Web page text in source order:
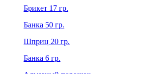
Брикет 17 гр.
Банка 50 гр.
Шприц 20 гр.
Банка 6 гр.